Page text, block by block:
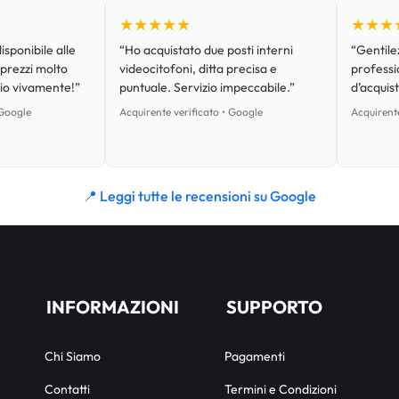
alle
molto
vivamente!”
★★★★★
“Ho acquistato due posti interni
videocitofoni, ditta precisa e
puntuale. Servizio impeccabile.”
Acquirente verificato • Google
📍 Leggi tutte le recensioni su Google
INFORMAZIONI
Chi Siamo
Contatti
SUPPORTO
Pagamenti
Termini e Condizioni